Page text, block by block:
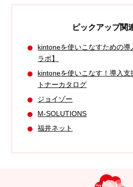
ピックアップ関
kintoneを使いこなすための導
ラボ】
kintoneを使いこなす！導入支
トナーカタログ
ジョイゾー
M-SOLUTIONS
福井ネット